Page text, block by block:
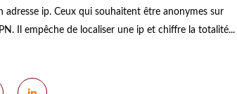
adresse ip. Ceux qui souhaitent être anonymes sur
Il empêche de localiser une ip et chiffre la totalité...